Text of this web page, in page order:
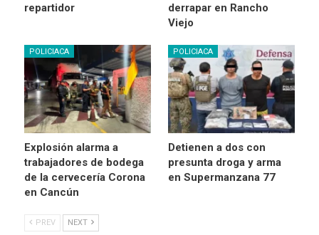
repartidor
derrapar en Rancho
Viejo
POLICIACA
Explosión alarma a
trabajadores de bodega
de la cervecería Corona
en Cancún
POLICIACA
Detienen a dos con
presunta droga y arma
en Supermanzana 77
PREV NEXT